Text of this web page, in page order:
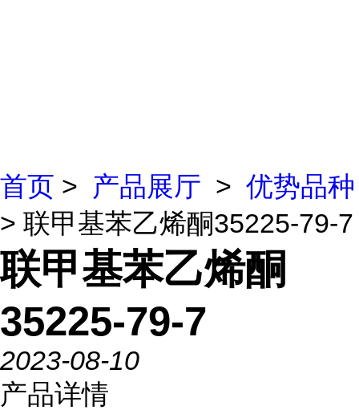
首页 > 产品展厅 > 优势品种
> 联甲基苯乙烯酮35225-79-7
联甲基苯乙烯酮
35225-79-7
2023-08-10
产品详情